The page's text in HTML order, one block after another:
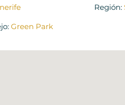
Región:
Green Park